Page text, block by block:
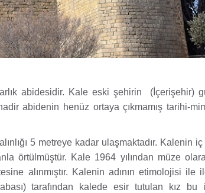
abidesidir. Kale eski şehirin (İçerişehir)
abidenin henüz ortaya çıkmamış tarihi-
5 metreye kadar ulaşmaktadır. Kalenin
örtülmüştür. Kale 1964 yılından müze
alınmıştır. Kalenin adının etimolojisi ile
tarafından kalede esir tutulan kız bu